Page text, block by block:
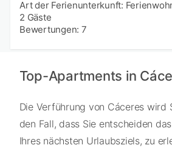
Art der Ferienunterkunft:
2 Gäste
Bewertungen: 7
Top-Apartments in
Die Verführung von Cáceres wird
den Fall, dass Sie entscheiden
Ihres nächsten Urlaubsziels, zu